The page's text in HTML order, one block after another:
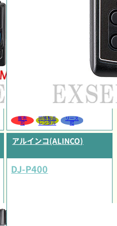
販売
可
同等製品
レンタル
リース
可
アルインコ(ALINCO)
DJ-P400